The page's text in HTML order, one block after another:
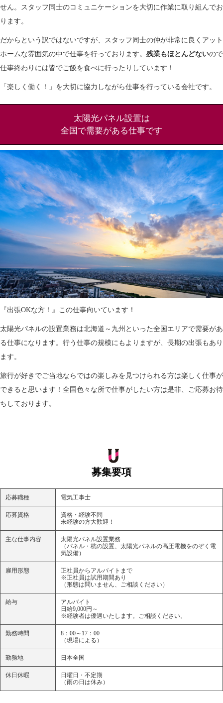
せん。スタッフ同士のコミュニケーションを大切に作業に取り組んでお
ります。
だからという訳ではないですが、スタッフ同士の仲が非常に良くアット
ホームな雰囲気の中で仕事を行っております。 残業もほとんどないので
仕事終わりには皆でご飯を食べに行ったりしています！
「楽しく働く！」を大切に協力しながら仕事を行っている会社です。
太陽光パネル設置は
全国で需要がある仕事です
『出張OKな方！』この仕事向いています！
太陽光パネルの設置業務は北海道～九州といった全国エリアで需要があ
る仕事になります。行う仕事の規模にもよりますが、長期の出張もあり
ます。
旅行が好きでご当地ならではの楽しみを見つけられる方は楽しく仕事が
できると思います！全国色々な所で仕事がしたい方は是非、ご応募お待
ちしております。
募集要項
応募職種 電気工事士
応募資格
資格・経験不問
未経験の方大歓迎！
主な仕事内容
太陽光パネル設置業務
（パネル・杭の設置、太陽光パネルの高圧電機をのぞく電
気設備）
雇用形態
正社員からアルバイトまで
※正社員は試用期間あり
（形態は問いません、ご相談ください）
給与
アルバイト
日給9,000円～
※経験者は優遇いたします。ご相談ください。
勤務時間
8：00～17：00
（現場による）
勤務地 日本全国
休日休暇
日曜日・不定期
（雨の日は休み）